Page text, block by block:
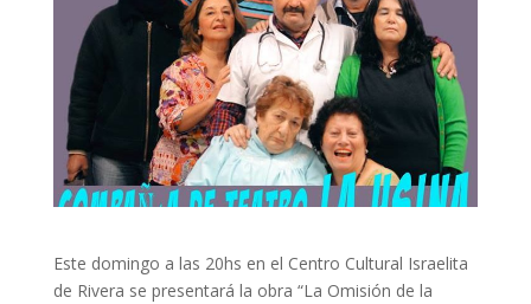
Este domingo a las 20hs en el Centro Cultural Israelita
de Rivera se presentará la obra “La Omisión de la